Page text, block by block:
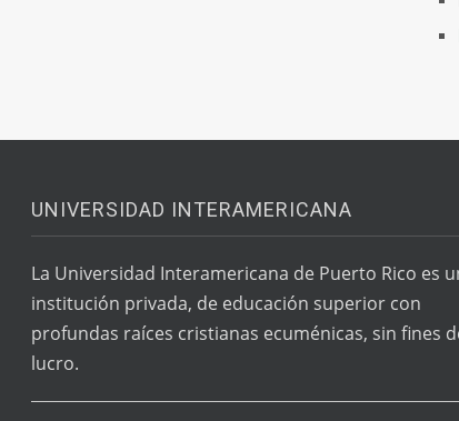
UNIVERSIDAD INTERAMERICANA
La Universidad Interamericana de Puerto Rico es
institución privada, de educación superior con
profundas raíces cristianas ecuménicas, sin fines
lucro.